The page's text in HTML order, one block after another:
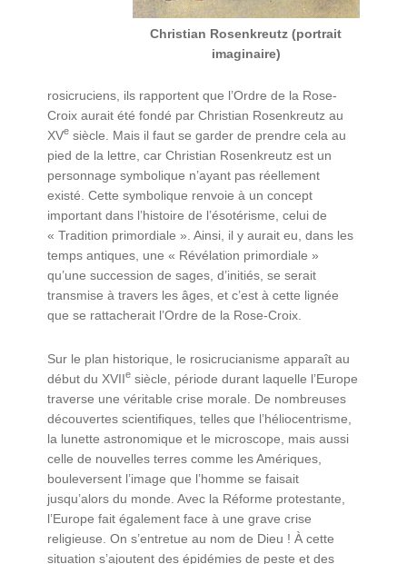
Christian Rosenkreutz (portrait
imaginaire)
rosicruciens, ils rapportent que l’Ordre de la Rose-
Croix aurait été fondé par Christian Rosenkreutz au
XVe siècle. Mais il faut se garder de prendre cela au
pied de la lettre, car Christian Rosenkreutz est un
personnage symbolique n’ayant pas réellement
existé. Cette symbolique renvoie à un concept
important dans l’histoire de l’ésotérisme, celui de
« Tradition primordiale ». Ainsi, il y aurait eu, dans les
temps antiques, une « Révélation primordiale »
qu’une succession de sages, d’initiés, se serait
transmise à travers les âges, et c’est à cette lignée
que se rattacherait l’Ordre de la Rose-Croix.
Sur le plan historique, le rosicrucianisme apparaît au
début du XVIIe siècle, période durant laquelle l’Europe
traverse une véritable crise morale. De nombreuses
découvertes scientifiques, telles que l’héliocentrisme,
la lunette astronomique et le microscope, mais aussi
celle de nouvelles terres comme les Amériques,
bouleversent l’image que l’homme se faisait
jusqu’alors du monde. Avec la Réforme protestante,
l’Europe fait également face à une grave crise
religieuse. On s’entretue au nom de Dieu ! À cette
situation s’ajoutent des épidémies de peste et des